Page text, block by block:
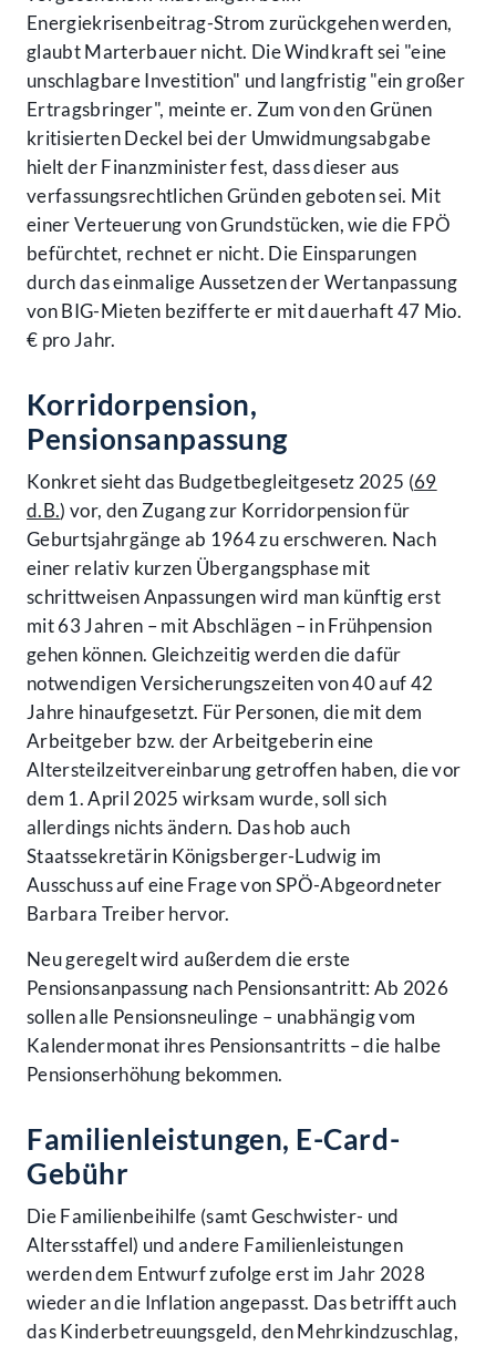
Energiekrisenbeitrag-Strom zurückgehen werden,
glaubt Marterbauer nicht. Die Windkraft sei "eine
unschlagbare Investition" und langfristig "ein großer
Ertragsbringer", meinte er. Zum von den Grünen
kritisierten Deckel bei der Umwidmungsabgabe
hielt der Finanzminister fest, dass dieser aus
verfassungsrechtlichen Gründen geboten sei. Mit
einer Verteuerung von Grundstücken, wie die FPÖ
befürchtet, rechnet er nicht. Die Einsparungen
durch das einmalige Aussetzen der Wertanpassung
von BIG-Mieten bezifferte er mit dauerhaft 47 Mio.
€ pro Jahr.
Korridorpension,
Pensionsanpassung
Konkret sieht das Budgetbegleitgesetz 2025 (69
d.B.) vor, den Zugang zur Korridorpension für
Geburtsjahrgänge ab 1964 zu erschweren. Nach
einer relativ kurzen Übergangsphase mit
schrittweisen Anpassungen wird man künftig erst
mit 63 Jahren – mit Abschlägen – in Frühpension
gehen können. Gleichzeitig werden die dafür
notwendigen Versicherungszeiten von 40 auf 42
Jahre hinaufgesetzt. Für Personen, die mit dem
Arbeitgeber bzw. der Arbeitgeberin eine
Altersteilzeitvereinbarung getroffen haben, die vor
dem 1. April 2025 wirksam wurde, soll sich
allerdings nichts ändern. Das hob auch
Staatssekretärin Königsberger-Ludwig im
Ausschuss auf eine Frage von SPÖ-Abgeordneter
Barbara Treiber hervor.
Neu geregelt wird außerdem die erste
Pensionsanpassung nach Pensionsantritt: Ab 2026
sollen alle Pensionsneulinge – unabhängig vom
Kalendermonat ihres Pensionsantritts – die halbe
Pensionserhöhung bekommen.
Familienleistungen, E-Card-
Gebühr
Die Familienbeihilfe (samt Geschwister- und
Altersstaffel) und andere Familienleistungen
werden dem Entwurf zufolge erst im Jahr 2028
wieder an die Inflation angepasst. Das betrifft auch
das Kinderbetreuungsgeld, den Mehrkindzuschlag,